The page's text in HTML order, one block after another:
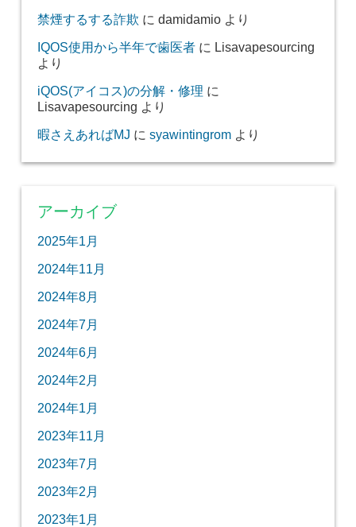
禁煙するする詐欺 に damidamioより
IQOS使用から半年で歯医者に Lisavapesourcing
より
iQOS(アイコス)の分解・修理 に
Lisavapesourcing より
暇さえあればMJ に syawintingromより
アーカイブ
2025年1月
2024年11月
2024年8月
2024年7月
2024年6月
2024年2月
2024年1月
2023年11月
2023年7月
2023年2月
2023年1月